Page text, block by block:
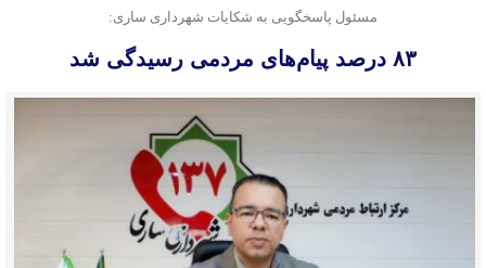
مسئول پاسخگویی به شکایات شهرداری ساری:
۸۳ درصد پیام‌های مردمی رسیدگی شد